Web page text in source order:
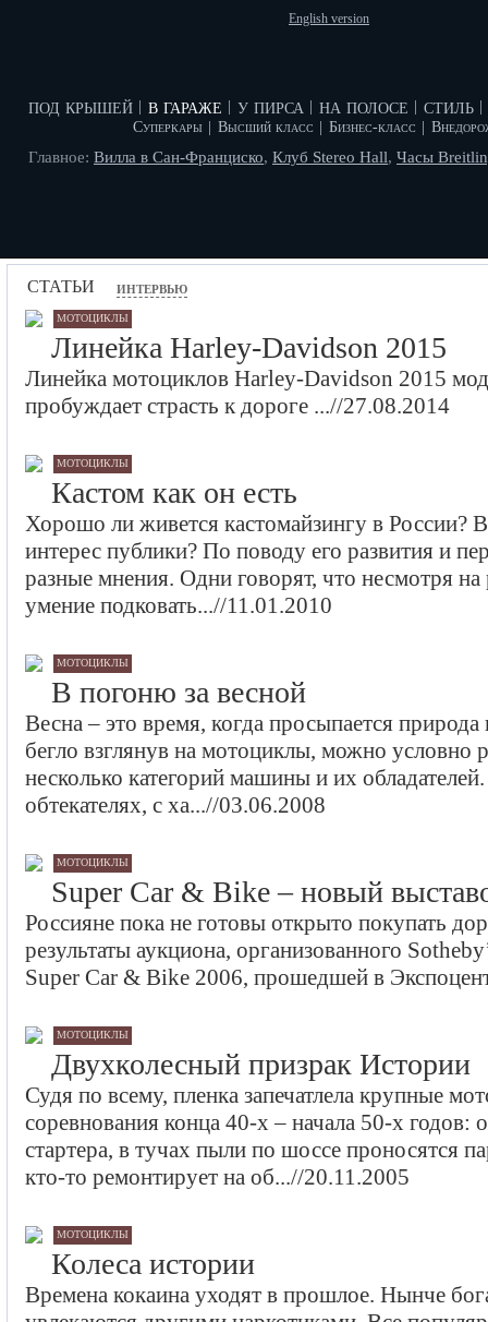
English version
под крышей в гараже
Суперкары Высший класс Бизнес-класс
у пирса на полосе стиль
Главное: Вилла в Сан-Франциско, Клуб Stereo Hall, Часы
статьи интервью
мотоциклы
Линейка Harley-Davidson 2015
Линейка мотоциклов Harley-Davidson 2015
пробуждает страсть к дороге ...//27.08.2014
мотоциклы
Кастом как он есть
Хорошо ли живется кастомайзингу в России?
интерес публики? По поводу его развития и
разные мнения. Одни говорят, что несмотря
умение подковать...//11.01.2010
мотоциклы
В погоню за весной
Весна – это время, когда просыпается
бегло взглянув на мотоциклы, можно условно
несколько категорий машины и их
обтекателях, с ха...//03.06.2008
мотоциклы
Super Car & Bike – новый
Россияне пока не готовы открыто покупать
результаты аукциона, организованного
Super Car & Bike 2006, прошедшей в
мотоциклы
Двухколесный призрак Истории
Судя по всему, пленка запечатлела крупные
соревнования конца 40-х – начала 50-х годов:
стартера, в тучах пыли по шоссе проносятся
кто-то ремонтирует на об...//20.11.2005
мотоциклы
Колеса истории
Времена кокаина уходят в прошлое. Нынче